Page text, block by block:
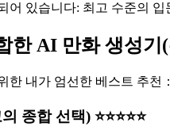
어 있습니다: 최고 수준의
한 AI 만화 생성기
한 내가 엄선한 베스트 추천：
종합 선택) ⭐⭐⭐⭐⭐